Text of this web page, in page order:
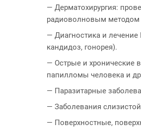
— Дерматохирургия:
радиоволновым
— Диагностика и
кандидоз, гонорея).
— Острые и хронические
папилломы человека и
— Паразитарные
— Заболевания
— Поверхностные,